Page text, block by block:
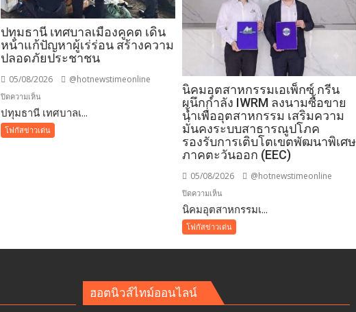
ปทุมธานี เทศบาลเมืองคูคต เดิน
หน้าแก้ปัญหาผู้เร่ร่อน สร้างความ
ปลอดภัยประชาชน
05/08/2026 @hotnewstimeonline
ปิดความเห็น
ปทุมธานี
เทศบาล
เมือง
เร่ร่อน
ประชาชน
ปทุมธานี เทศบาลเ...
โฟกัสข่าวเด่น
นิคมอุตสาหกรรมเอเพ็กซ์ กรีน
ผนึกกำลัง IWRM ลงนามซื้อขาย
น้ำเพื่ออุตสาหกรรม เสริมความ
มั่นคงระบบสาธารณูปโภค
รองรับการเติบโตเขตพัฒนาพิเศษ
ภาคตะวันออก (EEC)
05/08/2026 @hotnewstimeonline
ปิดความเห็น
นิคม
อุตสาหกรรม
กรีน
​นิคมอุตสาหกรรมเ...
โฟกัสข่าวเด่น
ฮอตนิวส์ไทม์ออนไลน์